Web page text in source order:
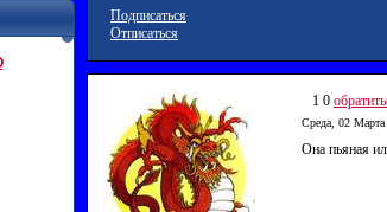
Подписаться
Отписаться
1 0
Среда, 02
Она пьяная